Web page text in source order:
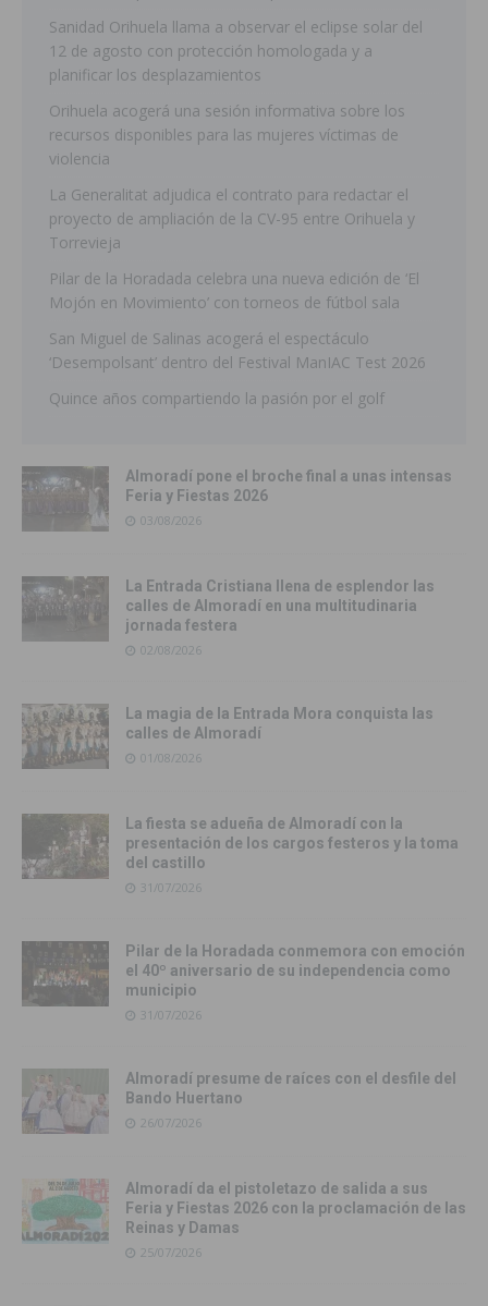
Sanidad Orihuela llama a observar el eclipse solar del
12 de agosto con protección homologada y a
planificar los desplazamientos
Orihuela acogerá una sesión informativa sobre los
recursos disponibles para las mujeres víctimas de
violencia
La Generalitat adjudica el contrato para redactar el
proyecto de ampliación de la CV-95 entre Orihuela y
Torrevieja
Pilar de la Horadada celebra una nueva edición de ‘El
Mojón en Movimiento’ con torneos de fútbol sala
San Miguel de Salinas acogerá el espectáculo
‘Desempolsant’ dentro del Festival ManIAC Test 2026
Quince años compartiendo la pasión por el golf
Almoradí pone el broche final a unas intensas
Feria y Fiestas 2026
03/08/2026
La Entrada Cristiana llena de esplendor las
calles de Almoradí en una multitudinaria
jornada festera
02/08/2026
La magia de la Entrada Mora conquista las
calles de Almoradí
01/08/2026
La fiesta se adueña de Almoradí con la
presentación de los cargos festeros y la toma
del castillo
31/07/2026
Pilar de la Horadada conmemora con emoción
el 40º aniversario de su independencia como
municipio
31/07/2026
Almoradí presume de raíces con el desfile del
Bando Huertano
26/07/2026
Almoradí da el pistoletazo de salida a sus
Feria y Fiestas 2026 con la proclamación de las
Reinas y Damas
25/07/2026